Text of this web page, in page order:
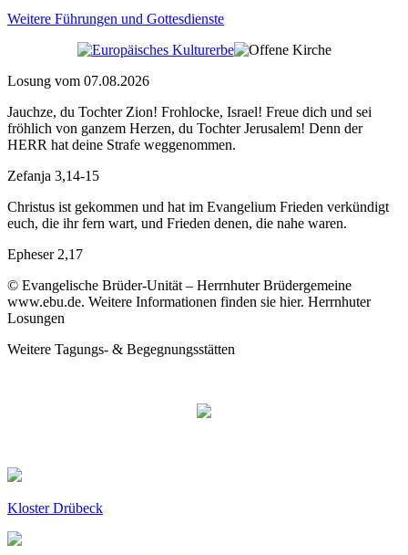
Weitere Führungen und Gottesdienste
Losung vom 07.08.2026
Jauchze, du Tochter Zion! Frohlocke, Israel! Freue dich und sei
fröhlich von ganzem Herzen, du Tochter Jerusalem! Denn der
HERR hat deine Strafe weggenommen.
Zefanja 3,14-15
Christus ist gekommen und hat im Evangelium Frieden verkündigt
euch, die ihr fern wart, und Frieden denen, die nahe waren.
Epheser 2,17
© Evangelische Brüder-Unität – Herrnhuter Brüdergemeine
www.ebu.de. Weitere Informationen finden sie hier. Herrnhuter
Losungen
Weitere Tagungs- & Begegnungsstätten
Kloster Drübeck